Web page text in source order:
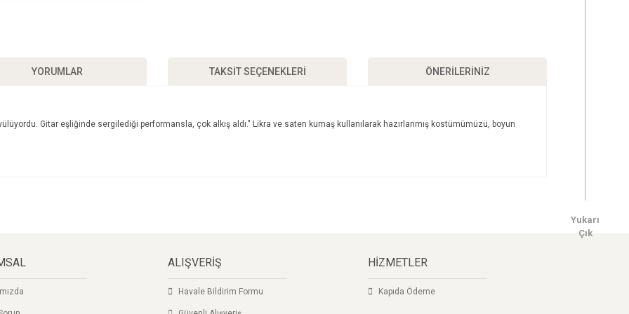
YORUMLAR TAKSIT SEÇENEKLERI ÖNERILERINIZ
Gitar eşliğinde sergilediği performansla, çok alkış aldı." Likra ve saten kumaş kullanılarak hazırlanmış kostümümüzü, boyun
ALIŞVERİŞ
Havale Bildirim Formu
HİZMETLER
Kapıda Ödeme
Yukarı
Çık